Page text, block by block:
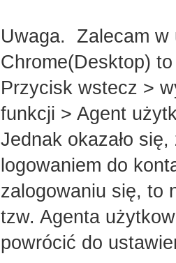
Uwaga. Zalecam w
Chrome(Desktop)
Przycisk wstecz >
funkcji > Agent
Jednak okazało
logowaniem do
zalogowaniu się, to
tzw. Agenta
powrócić do